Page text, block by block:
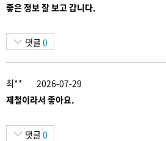
좋은 정보 잘 보고 갑니다.
댓글 0
최**
2026-07-29
제철이라서 좋아요.
댓글 0